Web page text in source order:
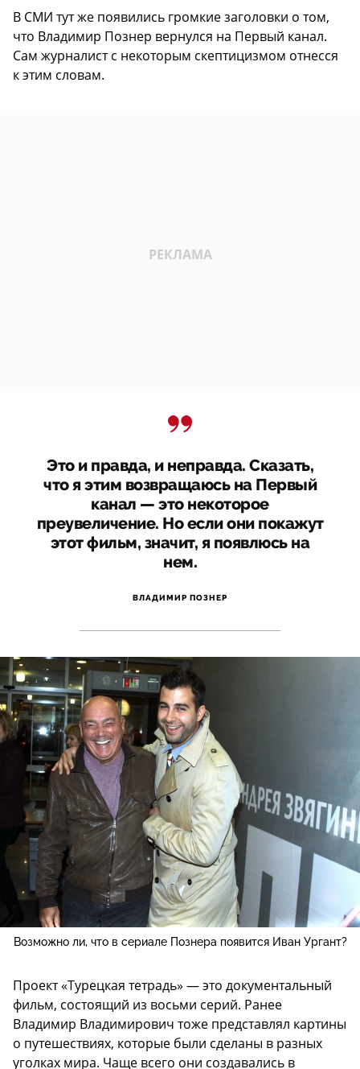
В СМИ тут же появились громкие заголовки о том,
что Владимир Познер вернулся на Первый канал.
Сам журналист с некоторым скептицизмом отнесся
к этим словам.
Это и правда, и неправда. Сказать,
что я этим возвращаюсь на Первый
канал — это некоторое
преувеличение. Но если они покажут
этот фильм, значит, я появлюсь на
нем.
ВЛАДИМИР ПОЗНЕР
Возможно ли, что в сериале Познера появится Иван Ургант?
Проект «Турецкая тетрадь» — это документальный
фильм, состоящий из восьми серий. Ранее
Владимир Владимирович тоже представлял картины
о путешествиях, которые были сделаны в разных
уголках мира. Чаще всего они создавались в